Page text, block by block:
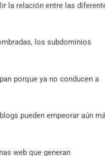
la relación entre las
los subdominios
porque ya no conducen a
pueden empeorar aún
web que generan